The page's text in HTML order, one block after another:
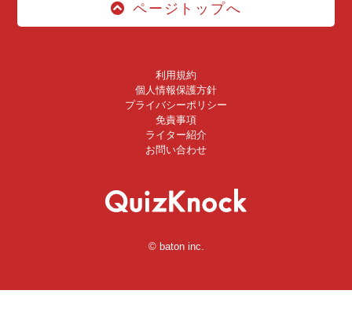
ページトップへ
利用規約
個人情報保護方針
プライバシーポリシー
免責事項
ライター紹介
お問い合わせ
© baton inc.